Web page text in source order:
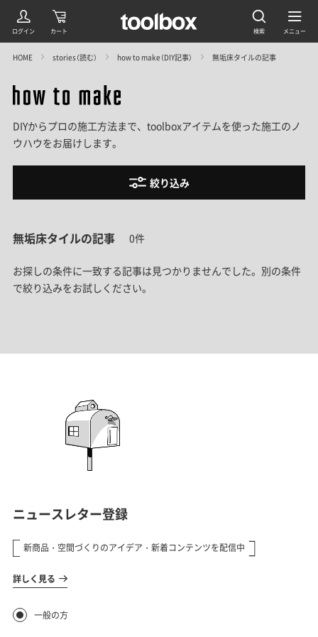
HOME stories（読む） how to make（DIY記事） 無垢床タイルの記事
DIYからプロの施工方法まで、toolboxアイテムを使った施工のノ
ウハウをお届けします。
絞り込み
無垢床タイルの記事 0件
お探しの条件に一致する記事は見つかりませんでした。 別の条件
で絞り込みをお試しください。